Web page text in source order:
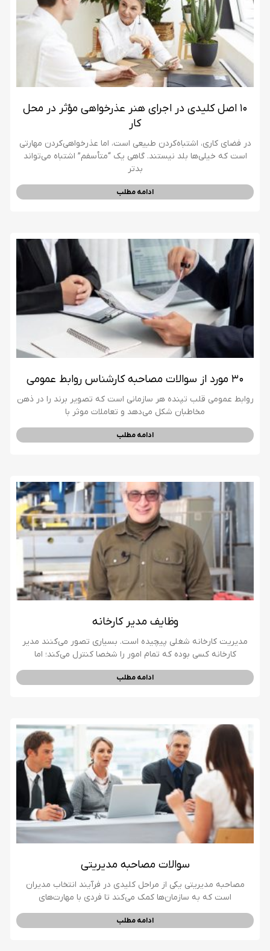
۱۰ اصل کلیدی در اجرای هنر عذرخواهی مؤثر در محل
کار
در فضای کاری، اشتباه‌کردن طبیعی است، اما عذرخواهی‌کردن مهارتی
است که خیلی‌ها بلد نیستند. گاهی یک “متأسفم” اشتباه می‌تواند
بدتر
ادامه مطلب
۳۰ مورد از سوالات مصاحبه کارشناس روابط عمومی
روابط عمومی قلب تپنده هر سازمانی است که تصویر برند را در ذهن
مخاطبان شکل می‌دهد و تعاملات موثر با
ادامه مطلب
وظایف مدیر کارخانه
مدیریت کارخانه شغلی پیچیده است. بسیاری تصور می‌کنند مدیر
کارخانه کسی بوده که تمام امور را شخصا کنترل می‌کند؛ اما
ادامه مطلب
سوالات مصاحبه مدیریتی
مصاحبه مدیریتی یکی از مراحل کلیدی در فرآیند انتخاب مدیران
است که به سازمان‌ها کمک می‌کند تا فردی با مهارت‌های
ادامه مطلب